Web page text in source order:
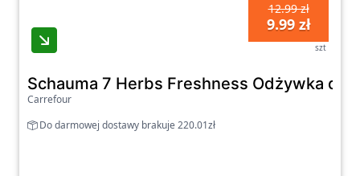
12.99 zł
9.99 zł
szt
Schauma 7 Herbs Freshness Odżywka do
Carrefour
Do darmowej dostawy brakuje 220.01zł